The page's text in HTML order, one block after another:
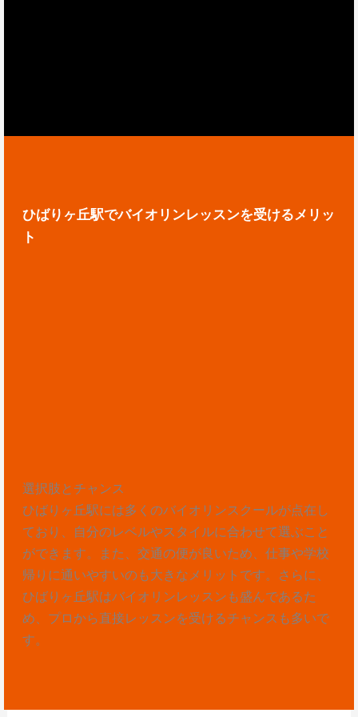
ひばりヶ丘駅でバイオリンレッスンを受けるメリッ
ト
選択肢とチャンス
ひばりヶ丘駅には多くのバイオリンスクールが点在し
ており、自分のレベルやスタイルに合わせて選ぶこと
ができます。また、交通の便が良いため、仕事や学校
帰りに通いやすいのも大きなメリットです。さらに、
ひばりヶ丘駅はバイオリンレッスンも盛んであるた
め、プロから直接レッスンを受けるチャンスも多いで
す。